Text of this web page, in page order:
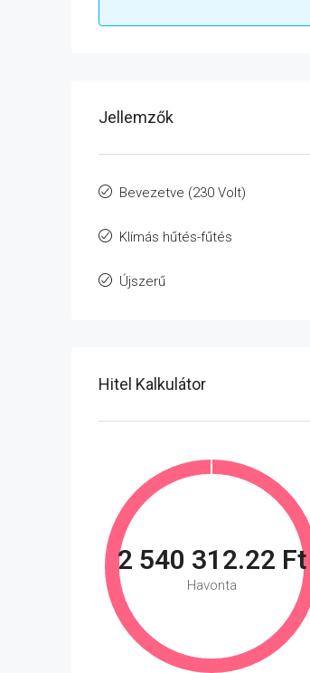
Jellemzők
Bevezetve (230 Volt)
Klímás hűtés-fűtés
Újszerű
Hitel Kalkulátor
2 540 312.22 Ft
Havonta